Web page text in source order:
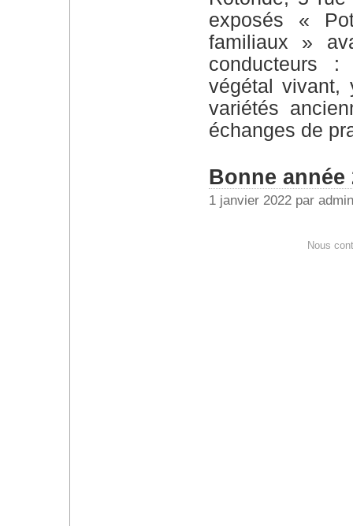
exposés «
familiaux »
conducteurs
végétal vivant,
variétés
échanges de
Bonne année
1 janvier 2022 par
Nous